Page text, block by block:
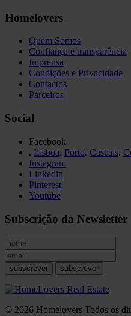
Homelovers
Quem Somos
Confiança e transparência
Imprensa
Condições e Privacidade
Contactos
Parceiros
Social
Facebook
. Lisboa. Porto. Cascais.
Instagram
Linkedin
Pinterest
Youtube
Subscrição da Newsletter
subscrever subscrever
© 2026 Homelovers Todos os